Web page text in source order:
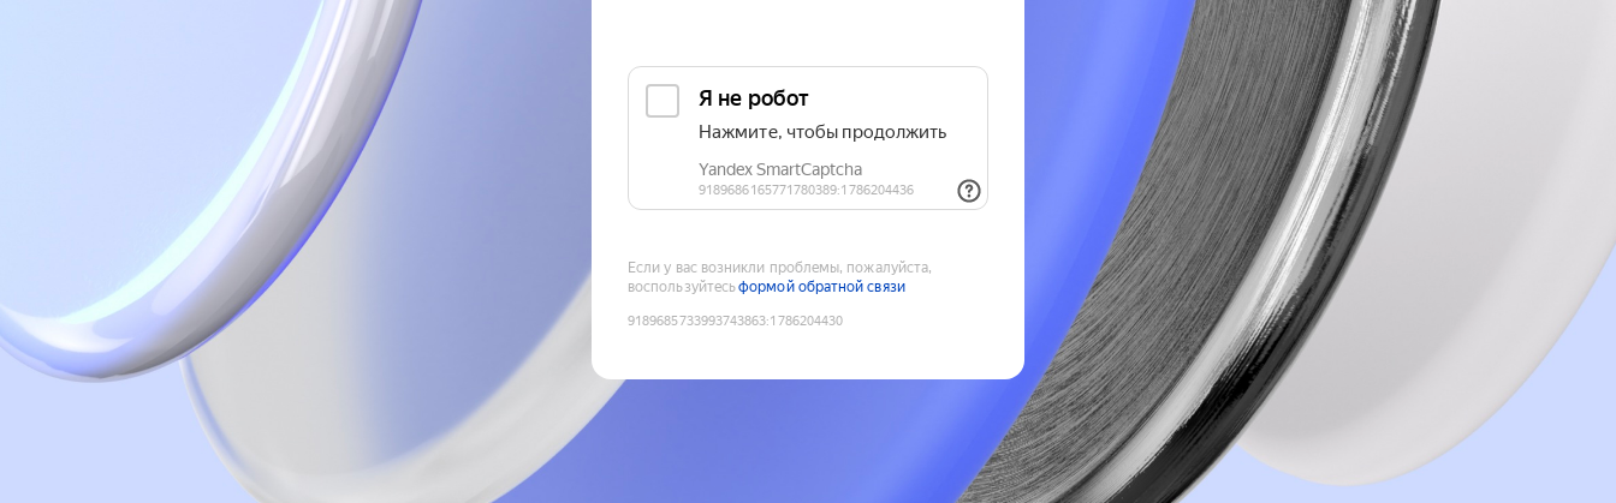
Если у вас возникли проблемы, пожалуйста,
воспользуйтесьформой обратной связи
9189685733993743863:1786204430